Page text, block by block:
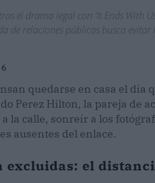
el drama legal con 'It Ends With
de relaciones públicas busca evitar
quedarse en casa el día
Perez Hilton, la pareja de
la calle, sonreír a los
ausentes del enlace.
excluidas: el